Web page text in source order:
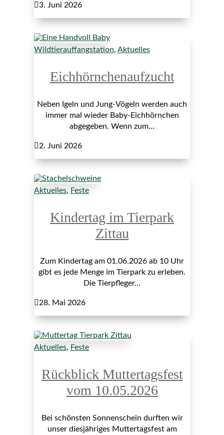
3. Juni 2026
Wildtierauffangstation, Aktuelles
Eichhörnchenaufzucht
Neben Igeln und Jung-Vögeln werden auch
immer mal wieder Baby-Eichhörnchen
abgegeben. Wenn zum...
2. Juni 2026
Aktuelles, Feste
Kindertag im Tierpark
Zittau
Zum Kindertag am 01.06.2026 ab 10 Uhr
gibt es jede Menge im Tierpark zu erleben.
Die Tierpfleger...
28. Mai 2026
Aktuelles, Feste
Rückblick Muttertagsfest
vom 10.05.2026
Bei schönsten Sonnenschein durften wir
unser diesjähriges Muttertagsfest am